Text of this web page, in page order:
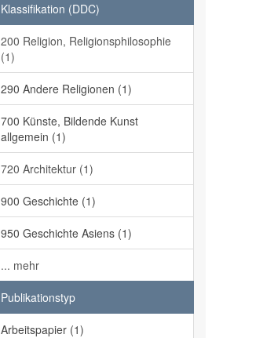
Klassifikation (DDC)
200 Religion, Religionsphilosophie
(1)
290 Andere Religionen (1)
700 Künste, Bildende Kunst
allgemein (1)
720 Architektur (1)
900 Geschichte (1)
950 Geschichte Asiens (1)
... mehr
Publikationstyp
Arbeitspapier (1)